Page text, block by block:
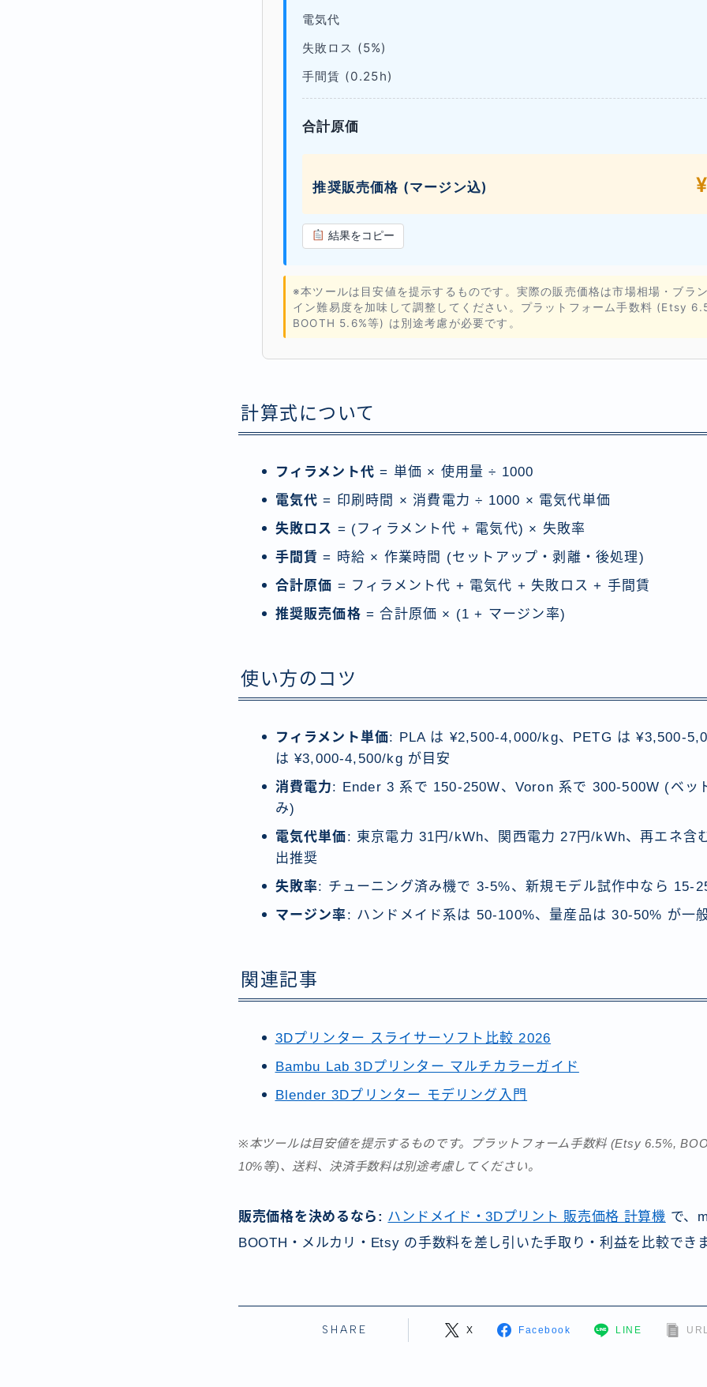
電気代
失敗ロス (5%)
手間賃 (0.25h)
合計原価
推奨販売価格 (マージン込)
結果をコピー
※本ツールは目安値を提示するものです。実際の販売価格は市場相場・ブラ
イン難易度を加味して調整してください。プラットフォーム手数料 (Etsy
BOOTH 5.6%等) は別途考慮が必要です。
計算式について
フィラメント代 = 単価 × 使用量 ÷ 1000
電気代 = 印刷時間 × 消費電力 ÷ 1000 × 電気代単価
失敗ロス = (フィラメント代 + 電気代) × 失敗率
手間賃 = 時給 × 作業時間 (セットアップ・剥離・後処理)
合計原価 = フィラメント代 + 電気代 + 失敗ロス + 手間賃
推奨販売価格 = 合計原価 × (1 + マージン率)
使い方のコツ
フィラメント単価: PLA は ¥2,500-4,000/kg、PETG は ¥3,500-
は ¥3,000-4,500/kg が目安
消費電力: Ender 3 系で 150-250W、Voron 系で 300-500W (ベッ
み)
電気代単価: 東京電力 31円/kWh、関西電力 27円/kWh、再エネ含
出推奨
失敗率: チューニング済み機で 3-5%、新規モデル試作中なら 15-
マージン率: ハンドメイド系は 50-100%、量産品は 30-50% が一
関連記事
3Dプリンター スライサーソフト比較 2026
Bambu Lab 3Dプリンター マルチカラーガイド
Blender 3Dプリンター モデリング入門
※本ツールは目安値を提示するものです。プラットフォーム手数料 (Etsy 6.5%,
10%等)、送料、決済手数料は別途考慮してください。
販売価格を決めるなら: ハンドメイド・3Dプリント 販売価格 計算機 で、
BOOTH・メルカリ・Etsy の手数料を差し引いた手取り・利益を比較できま
SHARE X Facebook LINE